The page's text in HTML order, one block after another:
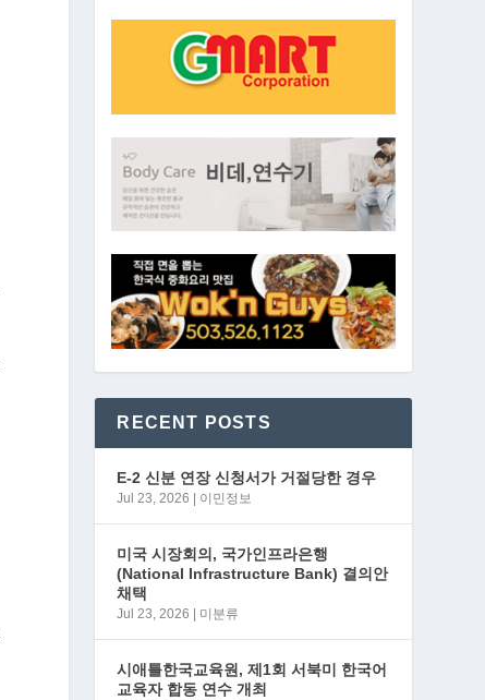
RECENT POSTS
E-2 신분 연장 신청서가 거절당한 경우
Jul 23, 2026 이민정보
미국 시장회의, 국가인프라은행
(National Infrastructure Bank) 결의안
채택
Jul 23, 2026 미분류
시애틀한국교육원, 제1회 서북미 한국어
교육자 합동 연수 개최